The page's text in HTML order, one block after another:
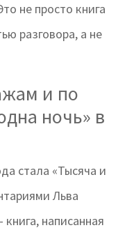
не просто книга
разговора, а не
и по
ночь» в
стала «Тысяча и
Льва
написанная